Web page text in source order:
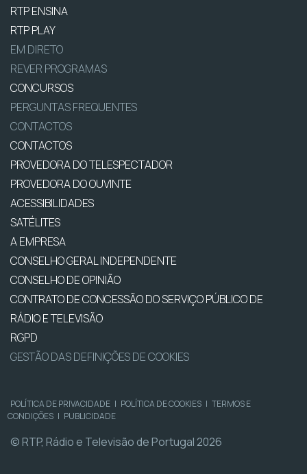
RTP ENSINA
RTP PLAY
EM DIRETO
REVER PROGRAMAS
CONCURSOS
PERGUNTAS FREQUENTES
CONTACTOS
CONTACTOS
PROVEDORA DO TELESPECTADOR
PROVEDORA DO OUVINTE
ACESSIBILIDADES
SATÉLITES
A EMPRESA
CONSELHO GERAL INDEPENDENTE
CONSELHO DE OPINIÃO
CONTRATO DE CONCESSÃO DO SERVIÇO PÚBLICO DE
RÁDIO E TELEVISÃO
RGPD
GESTÃO DAS DEFINIÇÕES DE COOKIES
POLÍTICA DE PRIVACIDADE | POLÍTICA DE COOKIES | TERMOS E
CONDIÇÕES | PUBLICIDADE
© RTP, Rádio e Televisão de Portugal 2026